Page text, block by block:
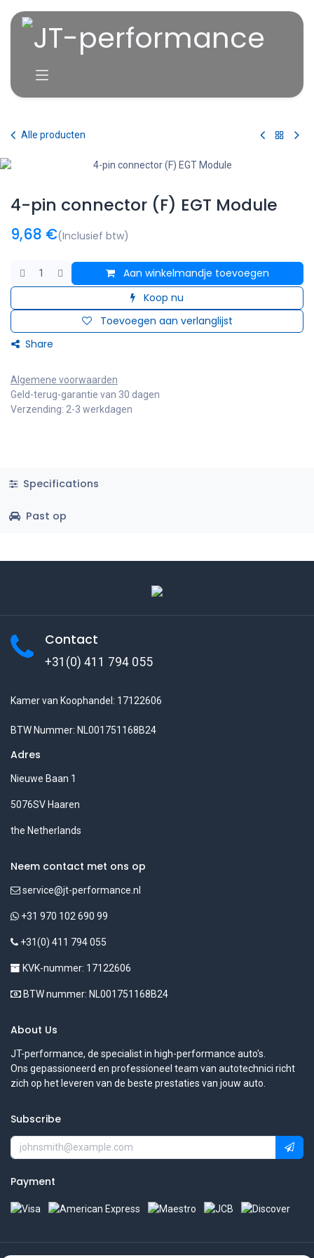
Alle producten
4-pin connector (F) EGT Module
9,68 €(Inclusief btw)
Aan winkelmandje toevoegen
Koop nu
Toevoegen aan verlanglijst
Share
Algemene voorwaarden
Geld-terug-garantie van 30 dagen
Verzending: 2-3 werkdagen
Specifications
Past op
Contact
+31(0) 411 794 055
Kamer van Koophandel: 17122606
BTW Nummer: NL001751168B24
Adres
Nieuwe Baan 1
5076SV Haaren
the Netherlands
Neem contact met ons op
service@jt-performance.nl
+31 970 102 690 99
+31(0) 411 794 055
KVK-nummer: 17122606
BTW nummer: NL001751168B24
About Us
JT-performance, de specialist in high-performance auto's.
Ons gepassioneerd en professioneel team van autotechnici richt
zich op het leveren van de beste prestaties van jouw auto.
Subscribe
Payment